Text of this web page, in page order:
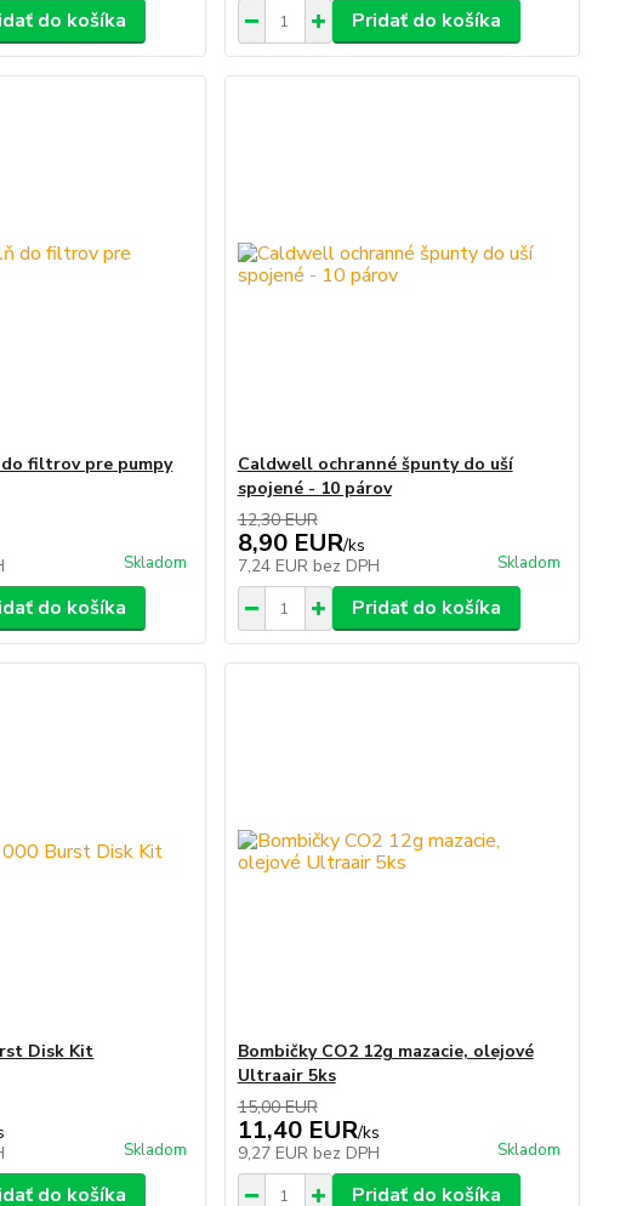
do košíka Pridať do košíka
filtrov pre pumpy
Skladom
do košíka
Caldwell ochranné špunty do uší
spojené - 10 párov
12,30 EUR
8,90 EUR/ks
7,24 EUR bez DPH Skladom
Pridať do košíka
Disk Kit
Skladom
do košíka
Bombičky CO2 12g mazacie, olejové
Ultraair 5ks
15,00 EUR
11,40 EUR/ks
9,27 EUR bez DPH Skladom
Pridať do košíka